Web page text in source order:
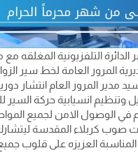
التلفزيونية المغلقه مع
المرور العامة لخط سير
المرور العام انتشار
وتنظيم انسيابية حركة
في الوصول الامن لجميع
صوب كربلاء المقدسة
العزيزه على قلوب جميع